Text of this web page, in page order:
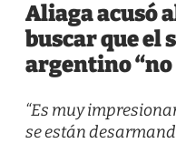
Aliaga acusó
buscar que el
argentino
“Es muy
se están